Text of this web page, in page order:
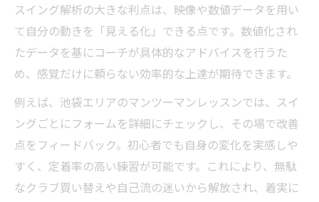
スイング解析の大きな利点は、映像や数値データを用い
て自分の動きを「見える化」できる点です。数値化され
たデータを基にコーチが具体的なアドバイスを行うた
め、感覚だけに頼らない効率的な上達が期待できます。
例えば、池袋エリアのマンツーマンレッスンでは、スイ
ングごとにフォームを詳細にチェックし、その場で改善
点をフィードバック。初心者でも自身の変化を実感しや
すく、定着率の高い練習が可能です。これにより、無駄
なクラブ買い替えや自己流の迷いから解放され、着実に